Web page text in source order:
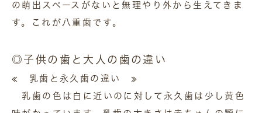
の萌出スペースがないと無理やり外から生えてきま
す。これが八重歯です。
◎子供の歯と大人の歯の違い
≪ 乳歯と永久歯の違い ≫
乳歯の色は白に近いのに対して永久歯は少し黄色